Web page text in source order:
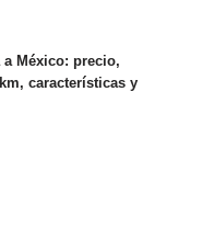
a México: precio,
características y